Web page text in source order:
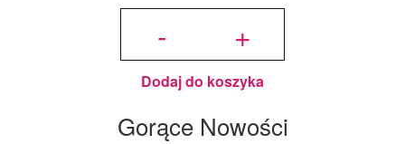
-
ilość
Power
Gel -
Majestic
Ivory -
Kość
20 g
+
Dodaj do koszyka
Gorące Nowości